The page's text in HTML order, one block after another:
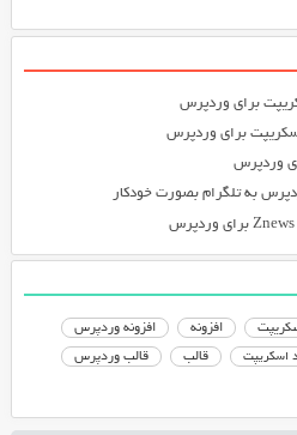
برای وردپرس
برای وردپرس
وردپرس
به تلگرام بصورت خودکار
افزونه افزونه وردپرس
اسکریپت قالب قالب وردپرس